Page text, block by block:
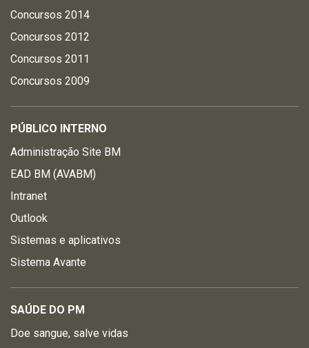
Concursos 2014
Concursos 2012
Concursos 2011
Concursos 2009
PÚBLICO INTERNO
Administração Site BM
EAD BM (AVABM)
Intranet
Outlook
Sistemas e aplicativos
Sistema Avante
SAÚDE DO PM
Doe sangue, salve vidas